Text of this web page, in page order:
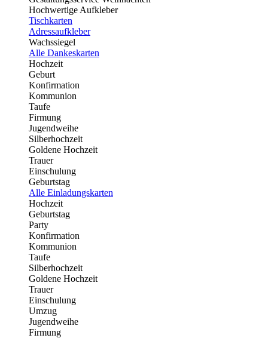
Hochwertige Aufkleber
Tischkarten
Adressaufkleber
Wachssiegel
Alle Dankeskarten
Hochzeit
Geburt
Konfirmation
Kommunion
Taufe
Firmung
Jugendweihe
Silberhochzeit
Goldene Hochzeit
Trauer
Einschulung
Geburtstag
Alle Einladungskarten
Hochzeit
Geburtstag
Party
Konfirmation
Kommunion
Taufe
Silberhochzeit
Goldene Hochzeit
Trauer
Einschulung
Umzug
Jugendweihe
Firmung